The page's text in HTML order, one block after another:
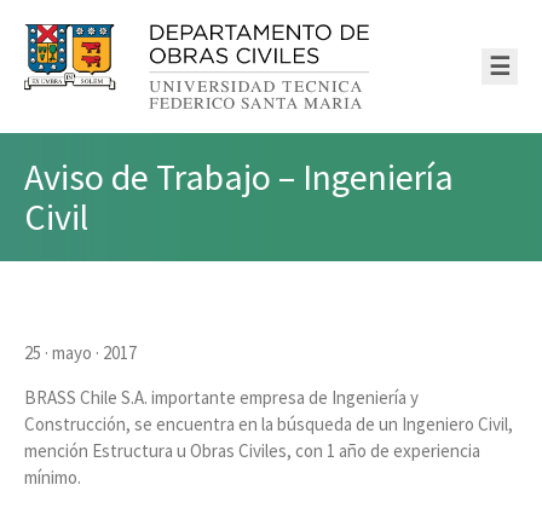
☰
Aviso de Trabajo – Ingeniería
Civil
25 · mayo · 2017
BRASS Chile S.A. importante empresa de Ingeniería y
Construcción, se encuentra en la búsqueda de un Ingeniero Civil,
mención Estructura u Obras Civiles, con 1 año de experiencia
mínimo.